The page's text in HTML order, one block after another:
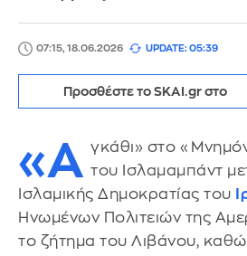
07:15, 18.06.2026 UPDATE: 05:39
Προσθέστε το SKAI.gr στο
«Α γκάθι» στο
του Ισλαμαμπάντ
Ισλαμικής Δημοκρατίας του
Ηνωμένων Πολιτειών της
το ζήτημα του Λιβάνου,